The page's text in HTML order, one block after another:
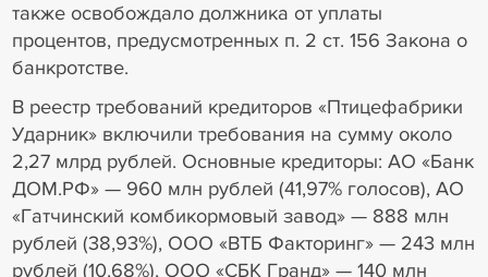
также освобождало должника от уплаты
процентов, предусмотренных п. 2 ст. 156 Закона о
банкротстве.
В реестр требований кредиторов «Птицефабрики
Ударник» включили требования на сумму около
2,27 млрд рублей. Основные кредиторы: АО «Банк
ДОМ.РФ» — 960 млн рублей (41,97% голосов), АО
«Гатчинский комбикормовый завод» — 888 млн
рублей (38,93%), ООО «ВТБ Факторинг» — 243 млн
рублей (10,68%), ООО «СБК Гранд» — 140 млн